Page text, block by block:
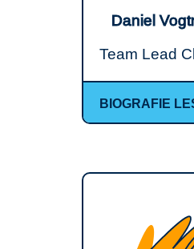
Daniel
Team Lead
BIOGRAFIE